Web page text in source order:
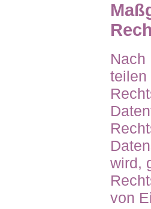
Nach
teilen
wird,
von